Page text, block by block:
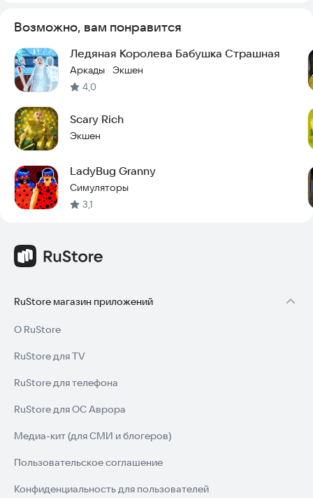
Возможно, вам понравится
Ледяная Королева Бабушка Страшная
Аркады · Экшен
4,0
Scary Rich
Экшен
LadyBug Granny
Симуляторы
3,1
RuStore магазин приложений
О RuStore
RuStore для TV
RuStore для телефона
RuStore для ОС Аврора
Медиа-кит (для СМИ и блогеров)
Пользовательское соглашение
Конфиденциальность для пользователей